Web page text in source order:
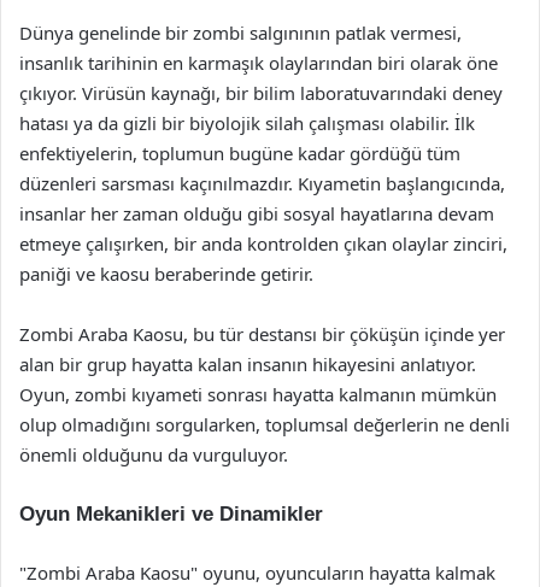
Dünya genelinde bir zombi salgınının patlak vermesi,
insanlık tarihinin en karmaşık olaylarından biri olarak öne
çıkıyor. Virüsün kaynağı, bir bilim laboratuvarındaki deney
hatası ya da gizli bir biyolojik silah çalışması olabilir. İlk
enfektiyelerin, toplumun bugüne kadar gördüğü tüm
düzenleri sarsması kaçınılmazdır. Kıyametin başlangıcında,
insanlar her zaman olduğu gibi sosyal hayatlarına devam
etmeye çalışırken, bir anda kontrolden çıkan olaylar zinciri,
paniği ve kaosu beraberinde getirir.
Zombi Araba Kaosu, bu tür destansı bir çöküşün içinde yer
alan bir grup hayatta kalan insanın hikayesini anlatıyor.
Oyun, zombi kıyameti sonrası hayatta kalmanın mümkün
olup olmadığını sorgularken, toplumsal değerlerin ne denli
önemli olduğunu da vurguluyor.
Oyun Mekanikleri ve Dinamikler
"Zombi Araba Kaosu" oyunu, oyuncuların hayatta kalmak